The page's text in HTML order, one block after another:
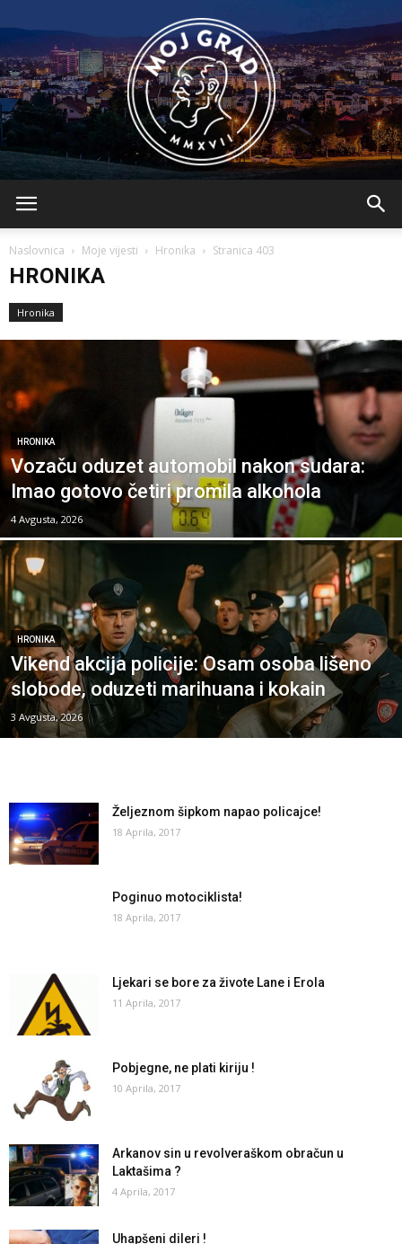
Naslovnica Moje vijesti Hronika Stranica 403
HRONIKA
Hronika
HRONIKA
Vozaču oduzet automobil nakon sudara:
Imao gotovo četiri promila alkohola
4 Avgusta, 2026
HRONIKA
Vikend akcija policije: Osam osoba lišeno
slobode, oduzeti marihuana i kokain
3 Avgusta, 2026
Željeznom šipkom napao policajce!
18 Aprila, 2017
Poginuo motociklista!
18 Aprila, 2017
Ljekari se bore za živote Lane i Erola
11 Aprila, 2017
Pobjegne, ne plati kiriju !
10 Aprila, 2017
Arkanov sin u revolveraškom obračun u
Laktašima ?
4 Aprila, 2017
Uhapšeni dileri !